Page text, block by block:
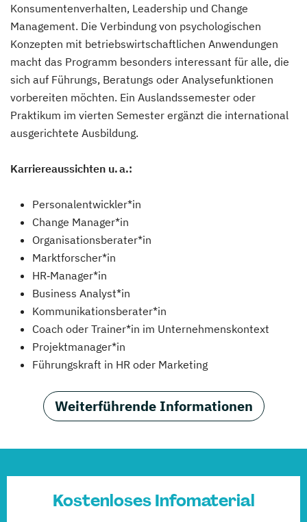
Konsumentenverhalten, Leadership und Change
Management. Die Verbindung von psychologischen
Konzepten mit betriebswirtschaftlichen Anwendungen
macht das Programm besonders interessant für alle, die
sich auf Führungs, Beratungs oder Analysefunktionen
vorbereiten möchten. Ein Auslandssemester oder
Praktikum im vierten Semester ergänzt die international
ausgerichtete Ausbildung.
Karriereaussichten u. a.:
Personalentwickler*in
Change Manager*in
Organisationsberater*in
Marktforscher*in
HR‑Manager*in
Business Analyst*in
Kommunikationsberater*in
Coach oder Trainer*in im Unternehmenskontext
Projektmanager*in
Führungskraft in HR oder Marketing
Weiterführende Informationen
Kostenloses Infomaterial